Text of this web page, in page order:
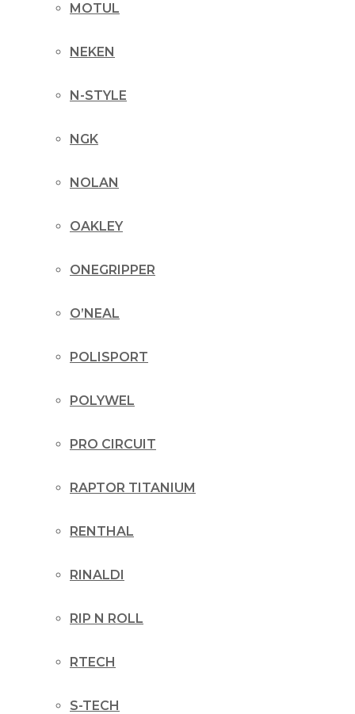
MOTUL
NEKEN
N-STYLE
NGK
NOLAN
OAKLEY
ONEGRIPPER
O’NEAL
POLISPORT
POLYWEL
PRO CIRCUIT
RAPTOR TITANIUM
RENTHAL
RINALDI
RIP N ROLL
RTECH
S-TECH